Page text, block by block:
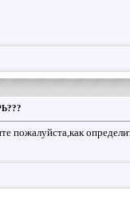
пожалуйста,как